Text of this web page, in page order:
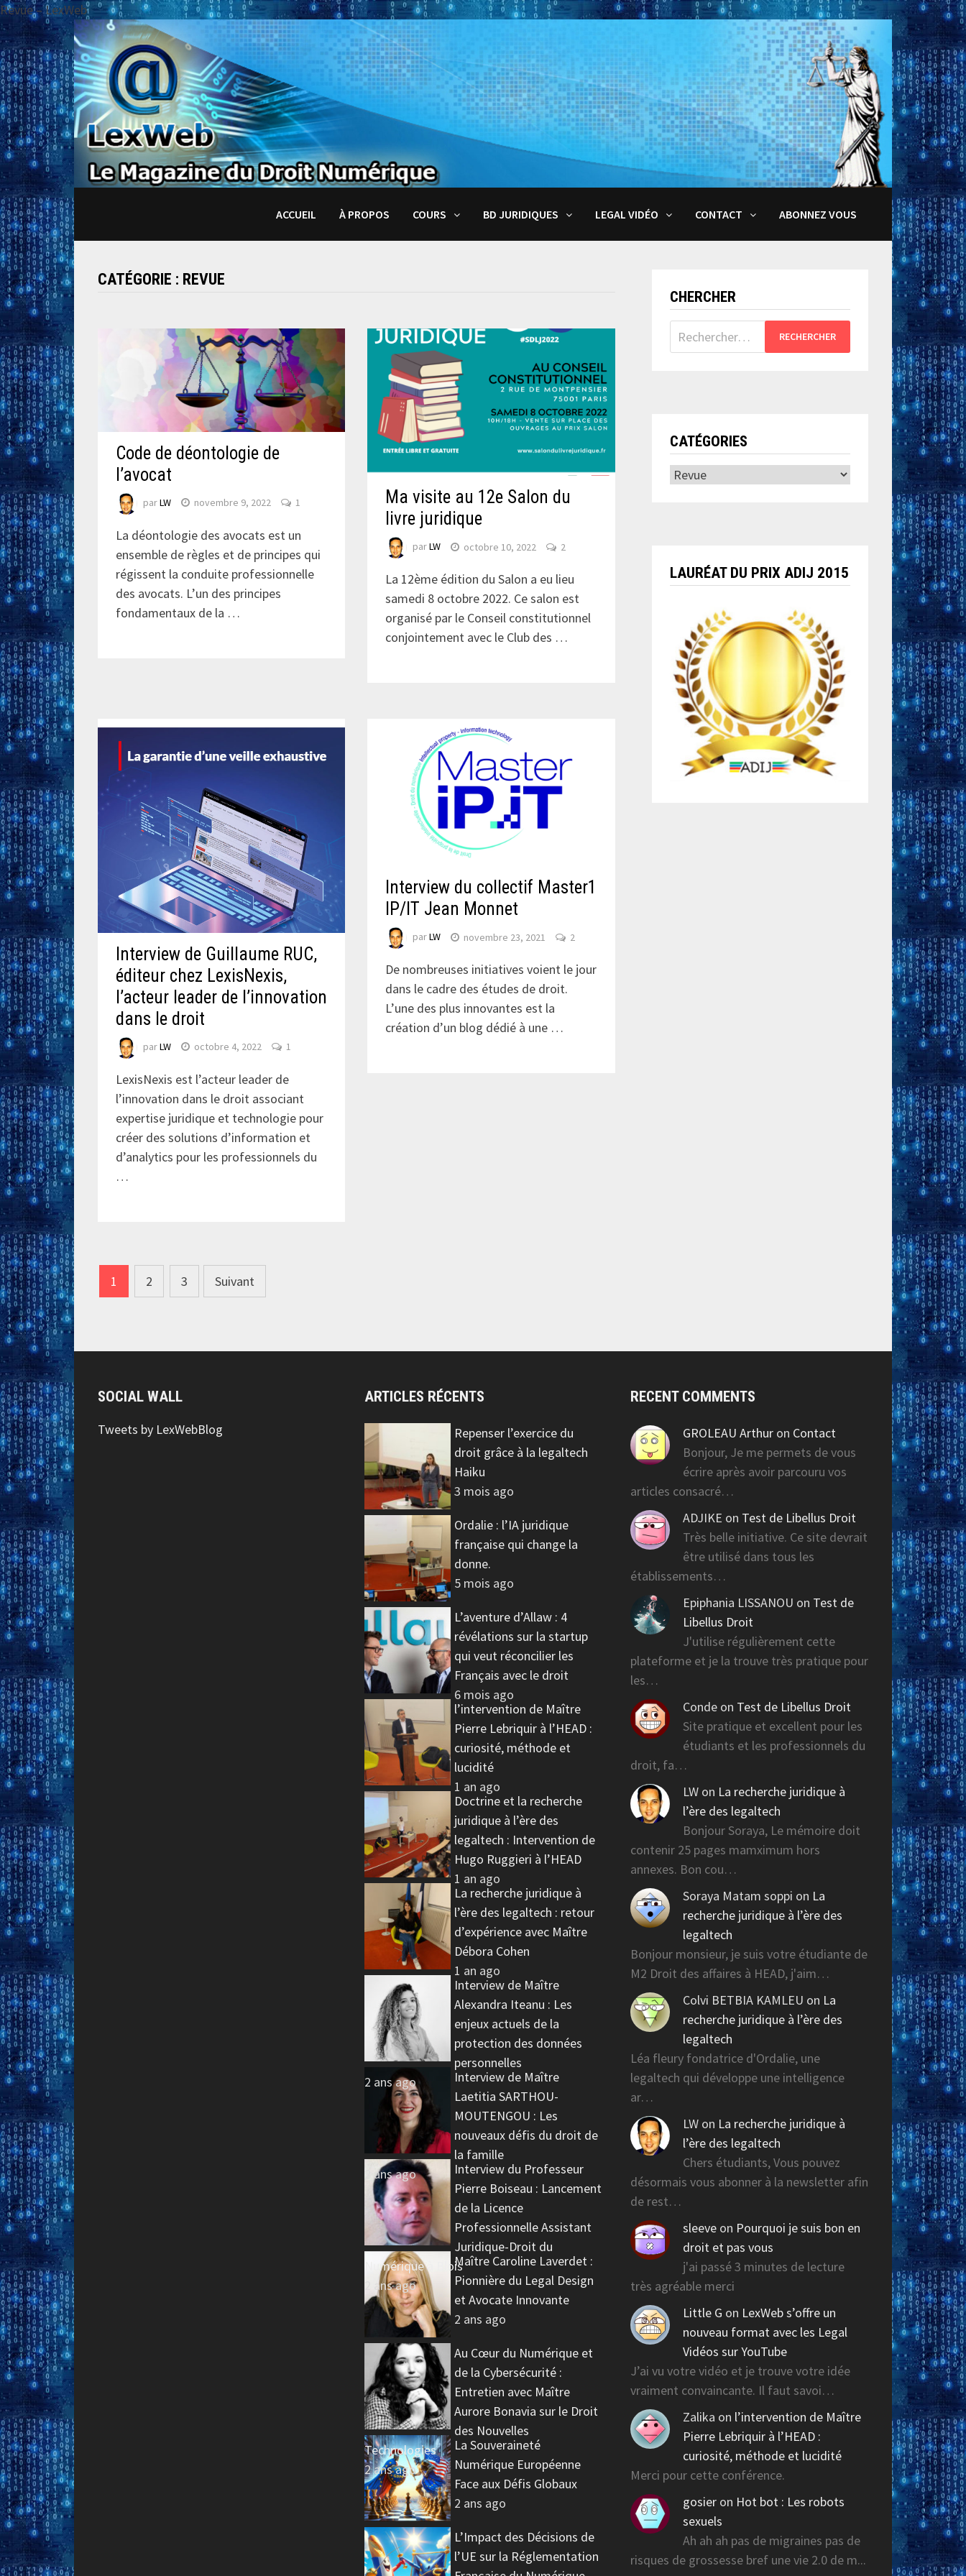
Revue – LexWeb
Passer
au
contenu
ACCUEIL À PROPOS COURS BD JURIDIQUES LEGAL VIDÉO CONTACT ABONNEZ VOUS
CATÉGORIE : REVUE
Code de déontologie de
l’avocat
parLW novembre 9, 2022 1
La déontologie des avocats est un
ensemble de règles et de principes qui
régissent la conduite professionnelle
des avocats. L’un des principes
fondamentaux de la …
Ma visite au 12e Salon du
livre juridique
parLW octobre 10, 2022 2
La 12ème édition du Salon a eu lieu
samedi 8 octobre 2022. Ce salon est
organisé par le Conseil constitutionnel
conjointement avec le Club des …
Interview de Guillaume RUC,
éditeur chez LexisNexis,
l’acteur leader de l’innovation
dans le droit
parLW octobre 4, 2022 1
LexisNexis est l’acteur leader de
l’innovation dans le droit associant
expertise juridique et technologie pour
créer des solutions d’information et
d’analytics pour les professionnels du
…
Interview du collectif Master1
IP/IT Jean Monnet
parLW novembre 23, 2021 2
De nombreuses initiatives voient le jour
dans le cadre des études de droit.
L’une des plus innovantes est la
création d’un blog dédié à une …
Navigation
des
1 2 3 Suivant
CHERCHER
Rechercher :
CATÉGORIES
Catégories
LAURÉAT DU PRIX ADIJ 2015
SOCIAL WALL
Tweets by LexWebBlog
ARTICLES RÉCENTS
Repenser l’exercice du
droit grâce à la legaltech
Haiku
3 mois ago
Ordalie : l’IA juridique
française qui change la
donne.
5 mois ago
L’aventure d’Allaw : 4
révélations sur la startup
qui veut réconcilier les
Français avec le droit
6 mois ago
l’intervention de Maître
Pierre Lebriquir à l’HEAD :
curiosité, méthode et
lucidité
1 an ago
Doctrine et la recherche
juridique à l’ère des
legaltech : Intervention de
Hugo Ruggieri à l’HEAD
1 an ago
La recherche juridique à
l’ère des legaltech : retour
d’expérience avec Maître
Débora Cohen
1 an ago
Interview de Maître
Alexandra Iteanu : Les
enjeux actuels de la
protection des données
personnelles
2 ans ago
Interview de Maître
Laetitia SARTHOU-
MOUTENGOU : Les
nouveaux défis du droit de
la famille
2 ans ago
Interview du Professeur
Pierre Boiseau : Lancement
de la Licence
Professionnelle Assistant
Juridique-Droit du
Numérique à Blois
2 ans ago
Maître Caroline Laverdet :
Pionnière du Legal Design
et Avocate Innovante
2 ans ago
Au Cœur du Numérique et
de la Cybersécurité :
Entretien avec Maître
Aurore Bonavia sur le Droit
des Nouvelles
Technologies
2 ans ago
La Souveraineté
Numérique Européenne
Face aux Défis Globaux
2 ans ago
L’Impact des Décisions de
l’UE sur la Réglementation
RECENT COMMENTS
GROLEAU Arthur on Contact
Bonjour, Je me permets de vous
écrire après avoir parcouru vos
articles consacré…
ADJIKE on Test de Libellus Droit
Très belle initiative. Ce site devrait
être utilisé dans tous les
établissements…
Epiphania LISSANOU on Test de
Libellus Droit
J'utilise régulièrement cette
plateforme et je la trouve très pratique pour
les…
Conde on Test de Libellus Droit
Site pratique et excellent pour les
étudiants et les professionnels du
droit, fa…
LW on La recherche juridique à
l’ère des legaltech
Bonjour Soraya, Le mémoire doit
contenir 25 pages mamximum hors
annexes. Bon cou…
Soraya Matam soppi on La
recherche juridique à l’ère des
legaltech
Bonjour monsieur, je suis votre étudiante de
M2 Droit des affaires à HEAD, j'aim…
Colvi BETBIA KAMLEU on La
recherche juridique à l’ère des
legaltech
Léa fleury fondatrice d'Ordalie, une
legaltech qui développe une intelligence
ar…
LW on La recherche juridique à
l’ère des legaltech
Chers étudiants, Vous pouvez
désormais vous abonner à la newsletter afin
de rest…
sleeve on Pourquoi je suis bon en
droit et pas vous
j'ai passé 3 minutes de lecture
très agréable merci
Little G on LexWeb s’offre un
nouveau format avec les Legal
Vidéos sur YouTube
J’ai vu votre vidéo et je trouve votre idée
vraiment convaincante. Il faut savoi…
Zalika on l’intervention de Maître
Pierre Lebriquir à l’HEAD :
curiosité, méthode et lucidité
Merci pour cette conférence.
gosier on Hot bot : Les robots
sexuels
Ah ah ah pas de migraines pas de
risques de grossesse bref une vie 2.0 de m...